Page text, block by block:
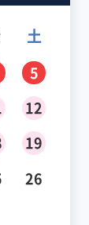
土
5
12
19
26